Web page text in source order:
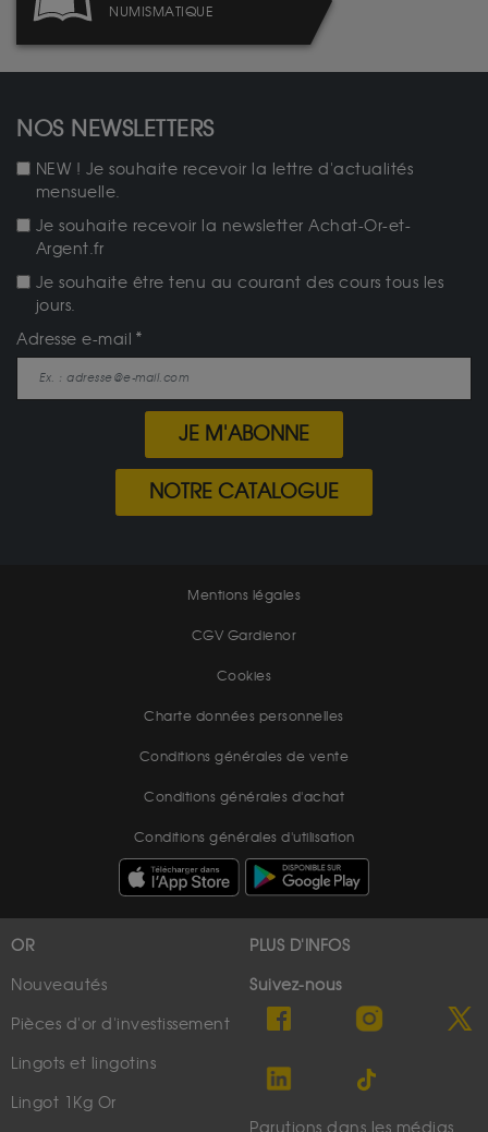
NUMISMATIQUE
NOS NEWSLETTERS
NEW ! Je souhaite recevoir la lettre d'actualités
mensuelle.
Je souhaite recevoir la newsletter Achat-Or-et-
Argent.fr
Je souhaite être tenu au courant des cours tous les
jours.
Adresse e-mail
JE M'ABONNE
NOTRE CATALOGUE
Mentions légales
CGV Gardienor
Cookies
Charte données personnelles
Conditions générales de vente
Conditions générales d'achat
Conditions générales d'utilisation
OR
Nouveautés
Pièces d'or d'investissement
Lingots et lingotins
Lingot 1Kg Or
PLUS D'INFOS
Suivez-nous